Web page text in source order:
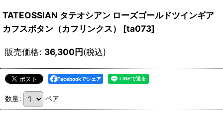
TATEOSSIAN タテオシアン ローズゴールドツインギア
カフスボタン（カフリンクス）
[ta073]
販売価格: 36,300円(税込)
Facebookでシェア
数量: ペア